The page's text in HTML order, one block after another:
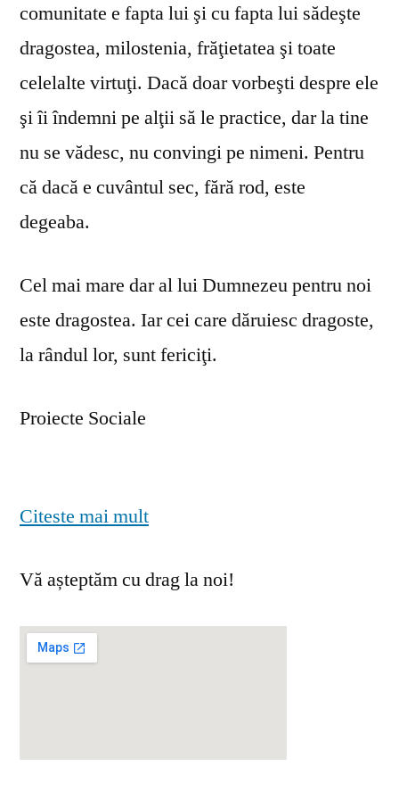
comunitate e fapta lui şi cu fapta lui sădeşte
dragostea, milostenia, frăţietatea şi toate
celelalte virtuţi. Dacă doar vorbeşti despre ele
şi îi îndemni pe alţii să le practice, dar la tine
nu se vă­desc, nu convingi pe nimeni. Pentru
că dacă e cuvântul sec, fără rod, este
degeaba.
Cel mai mare dar al lui Dumnezeu pentru noi
este dragostea. Iar cei care dăruiesc dragoste,
la rândul lor, sunt fericiţi.
Proiecte Sociale
Citeste mai mult
Vă așteptăm cu drag la noi!